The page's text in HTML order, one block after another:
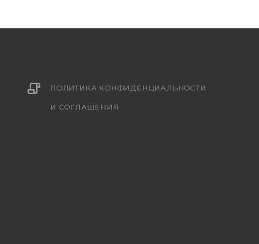
ПОЛИТИКА КОНФИДЕНЦИАЛЬНОСТИ
И СОГЛАШЕНИЯ